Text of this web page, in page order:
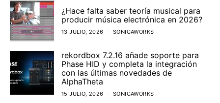
¿Hace falta saber teoría musical para
producir música electrónica en 2026?
13 JULIO, 2026 SONICAWORKS
rekordbox 7.2.16 añade soporte para
Phase HID y completa la integración
con las últimas novedades de
AlphaTheta
15 JULIO, 2026 SONICAWORKS